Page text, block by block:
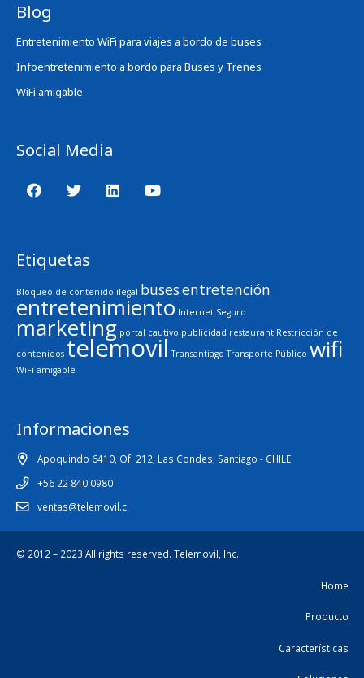
Blog
Entretenimiento WiFi para viajes a bordo de buses
Infoentretenimiento a bordo para Buses y Trenes
WiFi amigable
Social Media
Etiquetas
Bloqueo de contenido ilegal busesentretención
entretenimiento Internet Seguro
marketing portal cautivo publicidad restaurant Restricción de
contenidos telemovil Transantiago Transporte Público wifi
WiFi amigable
Informaciones
Apoquindo 6410, Of. 212, Las Condes, Santiago - CHILE.
+56 22 840 0980
ventas@telemovil.cl
© 2012 – 2023 All rights reserved. Telemovil, Inc.
Home
Producto
Características